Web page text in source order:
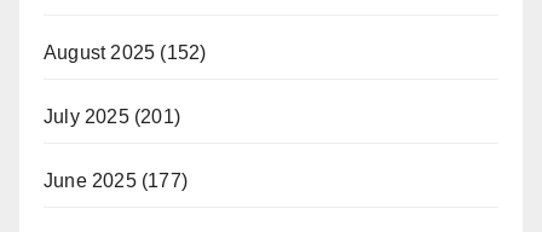
August 2025 (152)
July 2025(201)
June 2025(177)